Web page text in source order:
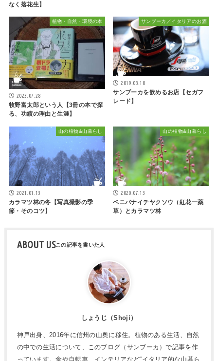
なく落花生】
植物・自然・環境の本
2023.07.28
牧野富太郎という人【3冊の本で探
る、功績の理由と生涯】
サンブーカ／イタリアのお酒
2019.03.10
サンブーカを飲めるお店【セガフ
レード】
山の植物&山暮らし
2021.01.13
カラマツ林の冬【写真撮影の季
節・そのコツ】
山の植物&山暮らし
2020.07.13
ベニバナイチヤクソウ（紅花一薬
草）とカラマツ林
ABOUT US
しょうじ（Shoji）
神戸出身、2016年に信州の山奥に移住。植物のある生活、自然
の中での生活について、このブログ（サンブーカ）で記事を作
っています。食や自転車、インテリアなど“イタリア的な山暮ら